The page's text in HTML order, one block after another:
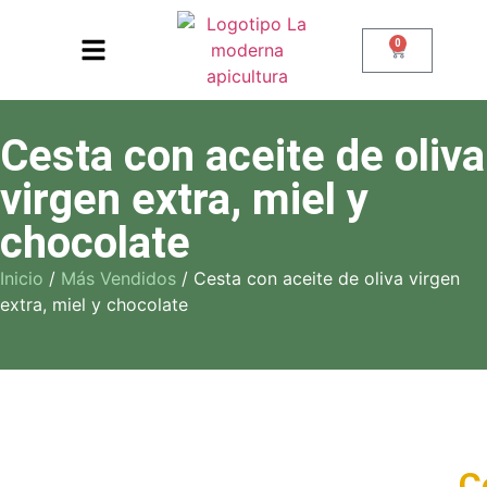
0
Cesta con aceite de oliva
virgen extra, miel y
chocolate
Inicio / Más Vendidos / Cesta con aceite de oliva virgen
extra, miel y chocolate